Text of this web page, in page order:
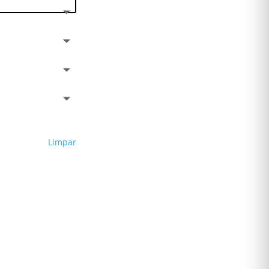
Limpar